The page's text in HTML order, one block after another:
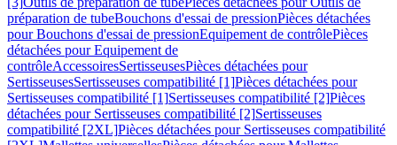
préparation de tubeBouchons d'essai de pressionPièces détachées
pour Bouchons d'essai de pressionEquipement de contrôlePièces
détachées pour Equipement de
contrôleAccessoiresSertisseusesPièces détachées pour
SertisseusesSertisseuses compatibilité [1]Pièces détachées pour
Sertisseuses compatibilité [1]Sertisseuses compatibilité [2]Pièces
détachées pour Sertisseuses compatibilité [2]Sertisseuses
compatibilité [2XL]Pièces détachées pour Sertisseuses compatibilité